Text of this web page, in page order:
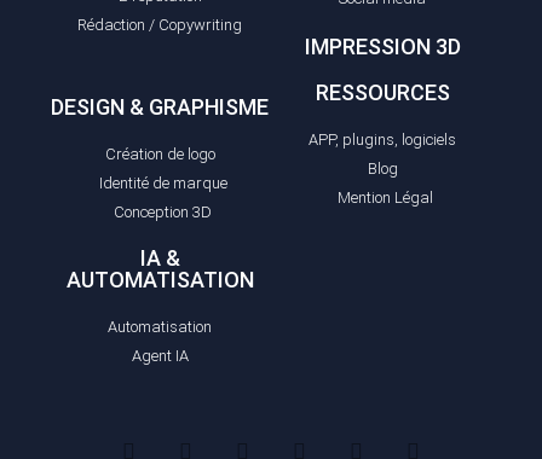
Rédaction / Copywriting
DESIGN & GRAPHISME
Création de logo
Identité de marque
Conception 3D
IA &
AUTOMATISATION
Automatisation
Agent IA
IMPRESSION 3D
RESSOURCES
APP, plugins, logiciels
Blog
Mention Légal